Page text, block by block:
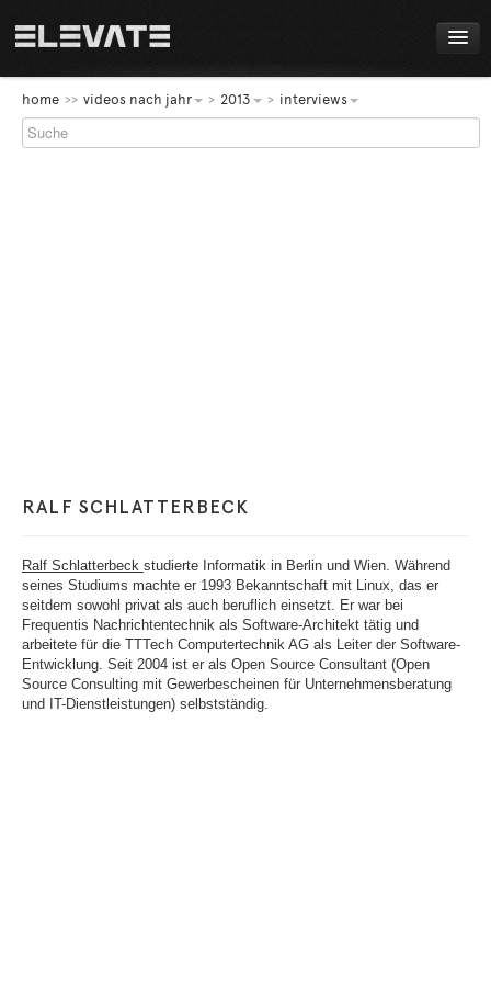
FESTIVAL
PROGRAMM
home videos nach jahr 2013 interviews
RALF SCHLATTERBECK
Ralf Schlatterbeck studierte Informatik in Berlin und Wien. Während
seines Studiums machte er 1993 Bekanntschaft mit Linux, das er
seitdem sowohl privat als auch beruflich einsetzt. Er war bei
Frequentis Nachrichtentechnik als Software-Architekt tätig und
arbeitete für die TTTech Computertechnik AG als Leiter der Software-
Entwicklung. Seit 2004 ist er als Open Source Consultant (Open
Source Consulting mit Gewerbescheinen für Unternehmensberatung
und IT-Dienstleistungen) selbstständig.